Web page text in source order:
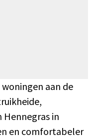
aan de
Hennegras in
en comfortabeler